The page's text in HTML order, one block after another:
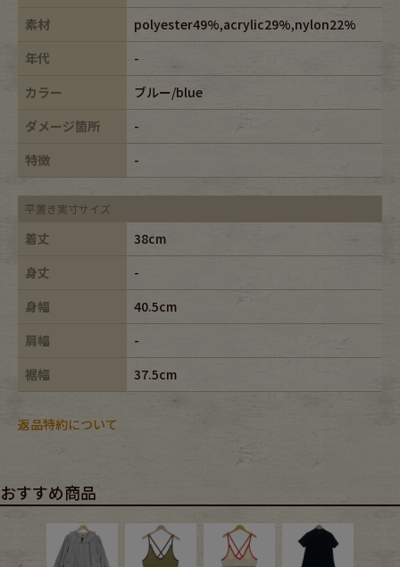
素材
polyester49%,acrylic29%,nylon22%
年代
-
カラー
ブルー/blue
ダメージ箇所
-
特徴
-
平置き実寸サイズ
着丈
38cm
身丈
-
身幅
40.5cm
肩幅
-
裾幅
37.5cm
返品特約について
おすすめ商品